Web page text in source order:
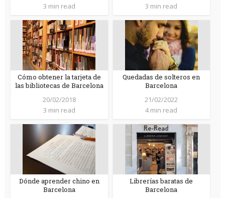
3 min read
3 min read
Cómo obtener la tarjeta de
las bibliotecas de Barcelona
20/02/2018
3 min read
Quedadas de solteros en
Barcelona
21/02/2022
4 min read
Dónde aprender chino en
Barcelona
Librerías baratas de
Barcelona